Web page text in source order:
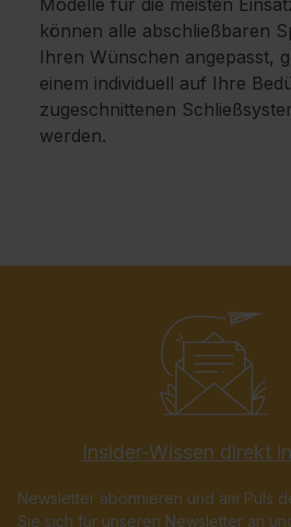
Modelle für die meisten
können alle abschließbaren
Ihren Wünschen angepasst,
einem individuell auf Ihre
zugeschnittenen
werden.
Insider-Wissen direkt
Newsletter abonnieren und am Puls
Sie sich für unseren Newsletter an